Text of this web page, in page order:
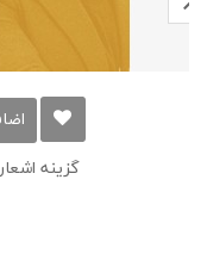
گزینه